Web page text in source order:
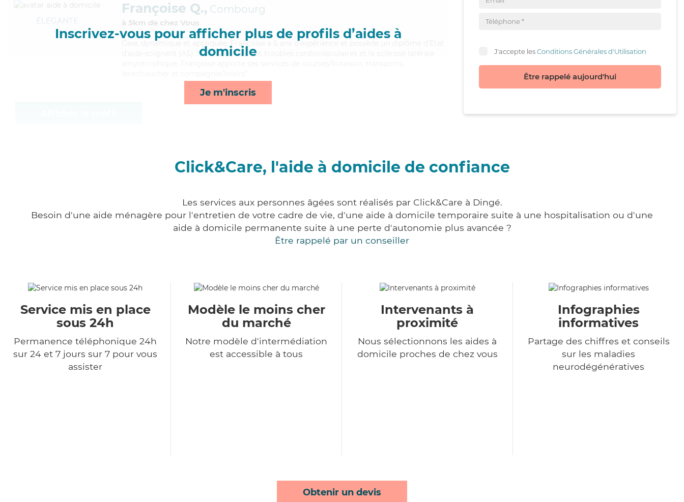
Inscrivez-vous pour afficher plus de profils d’aides à
domicile
Je m'inscris
ÉLÉGANTE
Françoise Q., Combourg
à 5km de chez Vous
, dynamique et appliquée, Françoise a 6 ans d'expérience et possède un diplôme d'Etat
d'aide-soignant (AS). Maitrisant bien les troubles cardiovasculaires et la sclérose latérale
J'accepte lesConditions Générales d'Utilisation
Être rappelé aujourd'hui
Click&Care, l'aide à domicile de confiance
Les services aux personnes âgées sont réalisés par Click&Care à Dingé.
Besoin d'une aide ménagère pour l'entretien de votre cadre de vie, d'une aide à domicile temporaire suite à une hospitalisation ou d'une
aide à domicile permanente suite à une perte d'autonomie plus avancée ?
Être rappelé par un conseiller
Service mis en place
sous 24h
Permanence téléphonique 24h
sur 24 et 7 jours sur 7 pour vous
assister
Modèle le moins cher
du marché
Notre modèle d'intermédiation
est accessible à tous
Intervenants à
proximité
Nous sélectionnons les aides à
domicile proches de chez vous
Infographies
informatives
Partage des chiffres et conseils
sur les maladies
neurodégénératives
Obtenir un devis